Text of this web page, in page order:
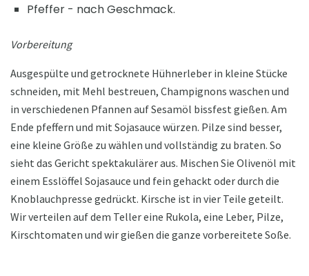
Pfeffer - nach Geschmack.
Vorbereitung
Ausgespülte und getrocknete Hühnerleber in kleine Stücke
schneiden, mit Mehl bestreuen, Champignons waschen und
in verschiedenen Pfannen auf Sesamöl bissfest gießen. Am
Ende pfeffern und mit Sojasauce würzen. Pilze sind besser,
eine kleine Größe zu wählen und vollständig zu braten. So
sieht das Gericht spektakulärer aus. Mischen Sie Olivenöl mit
einem Esslöffel Sojasauce und fein gehackt oder durch die
Knoblauchpresse gedrückt. Kirsche ist in vier Teile geteilt.
Wir verteilen auf dem Teller eine Rukola, eine Leber, Pilze,
Kirschtomaten und wir gießen die ganze vorbereitete Soße.